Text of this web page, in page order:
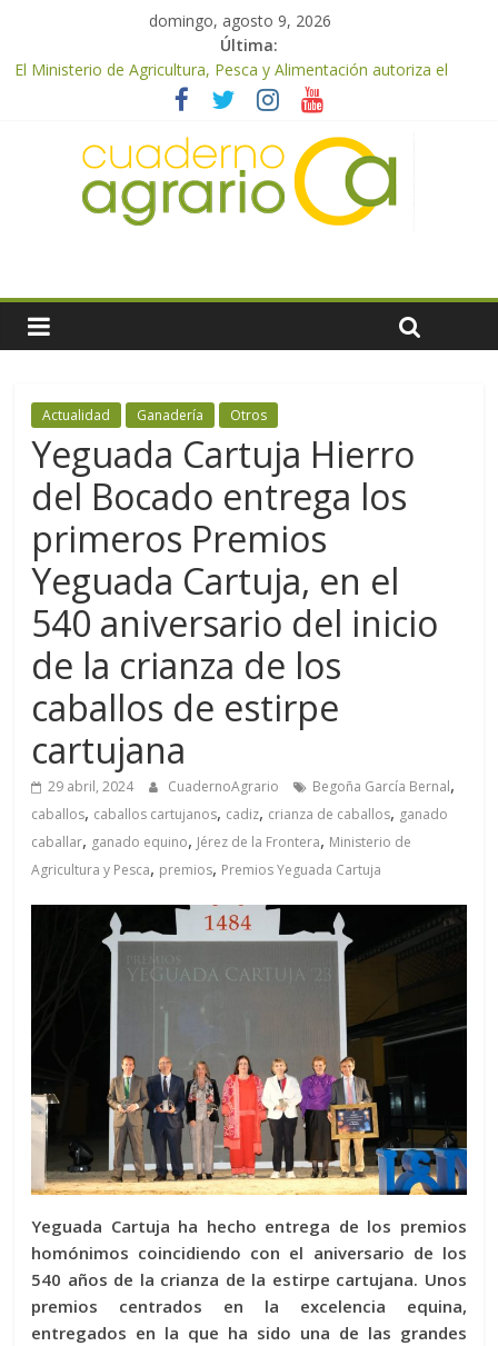
domingo, agosto 9, 2026
Última:
El Ministerio de Agricultura, Pesca y Alimentación autoriza el
pago de 85 millones adicionales de ayudas de la PAC de
remanentes disponibles
El Ministerio de Agricultura, Pesca y Alimentación otorga los
premios Alimentos de España a los mejores quesos 2026
UPA Granada advierte de una vendimia marcada por el
desplome de la demanda, que obligará a muchos viticultores a
seguridad y la transparencia del sector
ASAJA Almería: las primeras recolecciones de almendra
Actualidad Ganadería Otros
Yeguada Cartuja Hierro
del Bocado entrega los
primeros Premios
Yeguada Cartuja, en el
540 aniversario del inicio
de la crianza de los
caballos de estirpe
cartujana
29 abril, 2024 CuadernoAgrario Begoña García Bernal,
caballos, caballos cartujanos, cadiz, crianza de caballos, ganado
caballar, ganado equino, Jérez de la Frontera, Ministerio de
Agricultura y Pesca, premios, Premios Yeguada Cartuja
Yeguada Cartuja ha hecho entrega de los premios
homónimos coincidiendo con el aniversario de los
540 años de la crianza de la estirpe cartujana. Unos
premios centrados en la excelencia equina,
entregados en la que ha sido una de las grandes